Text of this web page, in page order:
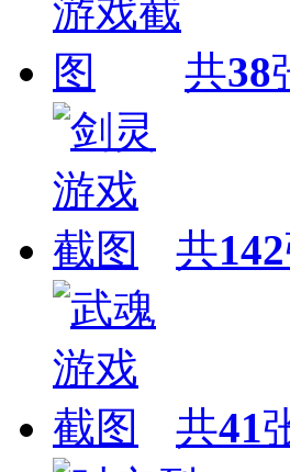
共38
共142
共41